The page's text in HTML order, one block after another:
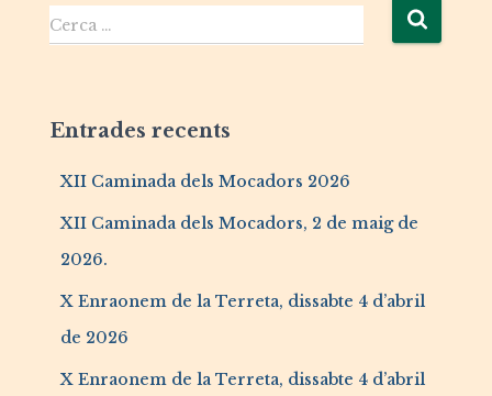
Cerca …
Entrades recents
XII Caminada dels Mocadors 2026
XII Caminada dels Mocadors, 2 de maig de
2026.
X Enraonem de la Terreta, dissabte 4 d’abril
de 2026
X Enraonem de la Terreta, dissabte 4 d’abril